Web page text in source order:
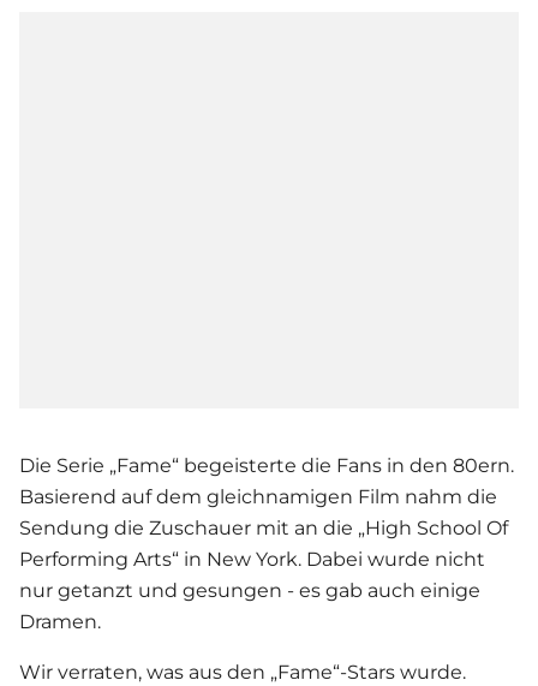
Die Serie „Fame“ begeisterte die Fans in den 80ern.
Basierend auf dem gleichnamigen Film nahm die
Sendung die Zuschauer mit an die „High School Of
Performing Arts“ in New York. Dabei wurde nicht
nur getanzt und gesungen - es gab auch einige
Dramen.
Wir verraten, was aus den „Fame“-Stars wurde.